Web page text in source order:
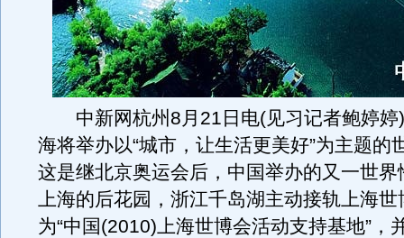
中新网杭州8月21日电(见习记者鲍婷婷
海将举办以“城市，让生活更美好”为主题的
这是继北京奥运会后，中国举办的又一世界
上海的后花园，浙江千岛湖主动接轨上海世
为“中国(2010)上海世博会活动支持基地”，